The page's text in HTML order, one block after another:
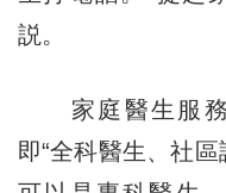
説。
家庭醫生服務
即“全科醫生、社